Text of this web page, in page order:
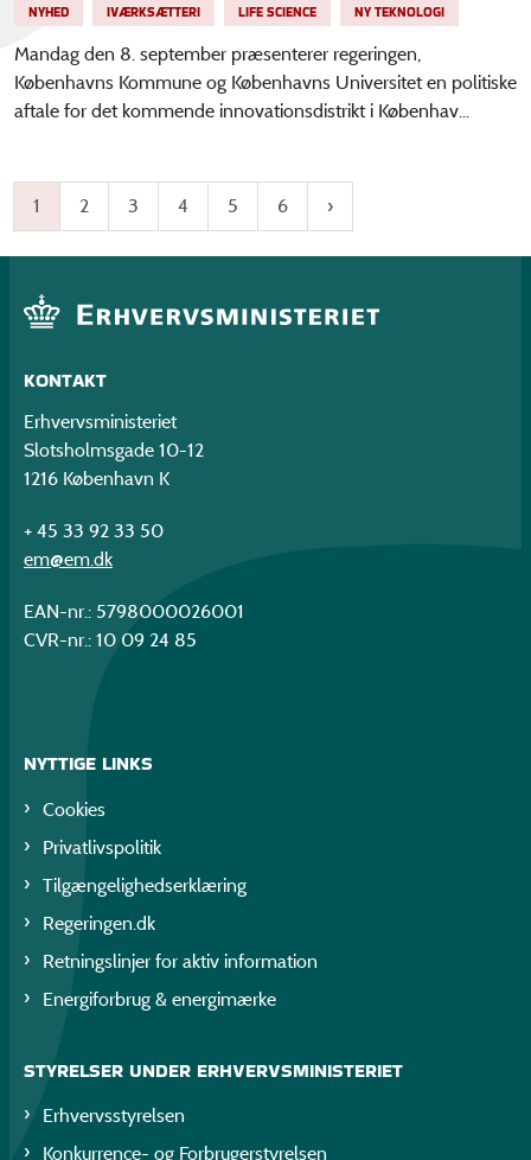
NYHED IVÆRKSÆTTERI LIFE SCIENCE NY TEKNOLOGI
Mandag den 8. september præsenterer regeringen,
Københavns Kommune og Københavns Universitet en politiske
aftale for det kommende innovationsdistrikt i Københav...
1 2 3 4 5 6
KONTAKT
Erhvervsministeriet
Slotsholmsgade 10-12
1216 København K
+ 45 33 92 33 50
em@em.dk
EAN-nr.: 5798000026001
CVR-nr.: 10 09 24 85
NYTTIGE LINKS
Cookies
Privatlivspolitik
Tilgængelighedserklæring
Regeringen.dk
Retningslinjer for aktiv information
Energiforbrug & energimærke
STYRELSER UNDER ERHVERVSMINISTERIET
Erhvervsstyrelsen
Konkurrence- og Forbrugerstyrelsen